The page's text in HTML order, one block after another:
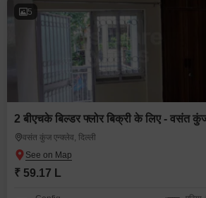
5
2 बीएचके बिल्डर फ्लोर बिक्री के लिए - वसंत
वसंत कुंज एन्क्लेव, दिल्ली
₹ 59.17 L